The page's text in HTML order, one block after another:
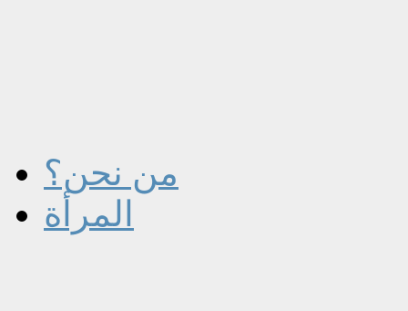
من نحن؟
المرأة